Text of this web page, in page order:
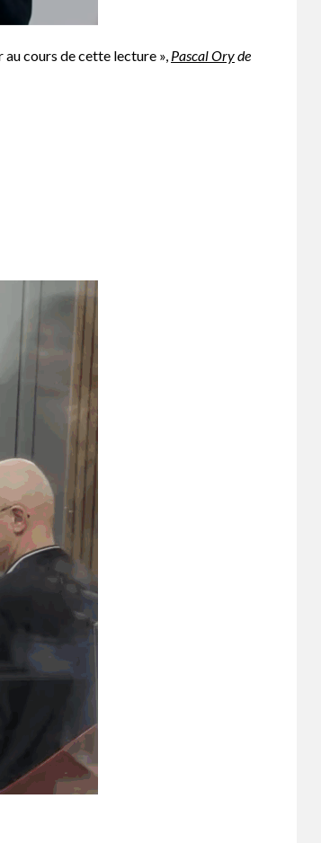
cours de cette lecture », Pascal Oryde